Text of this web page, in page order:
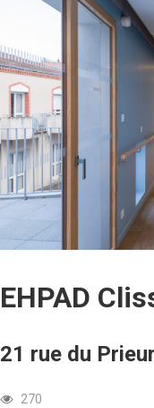
EHPAD
21 rue du
270